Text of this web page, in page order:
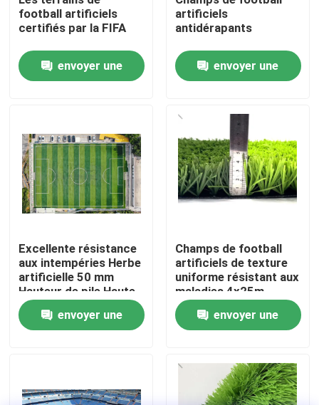
Produits
Vidéos
Visite de l'usine
Contrôle de qualité
Nous contacter
Nouvelles
Demander un devis
football artificiels
certifiés par la FIFA
envoyer une
artificiels
antidérapants
envoyer une
Excellente résistance
aux intempéries Herbe
artificielle 50 mm
Hauteur de pile Haute
souplesse
envoyer une
Champs de football
artificiels de texture
uniforme résistant aux
maladies 4x25m
envoyer une